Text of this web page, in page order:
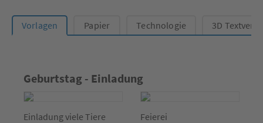
Vorlagen Papier Technologie 3D
Geburtstag - Einladung
Einladung viele Tiere Feierei